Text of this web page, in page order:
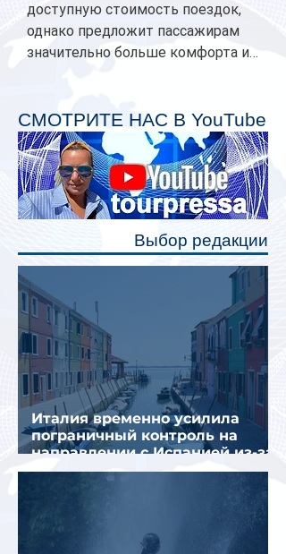
доступную стоимость поездок,
однако предложит пассажирам
значительно больше комфорта и
планируется начать в 2027 году.
Одним из главных нововведений
станут индивидуальные шторки у
каждого спального места. Они
позволят пассажирам закрыть свою
полку во время сна или отдыха,
СМОТРИТЕ НАС В YouTube
Выбор редакции
Италия временно усилила
пограничный контроль на
направлении с Испанией из-за
миграционного кризиса